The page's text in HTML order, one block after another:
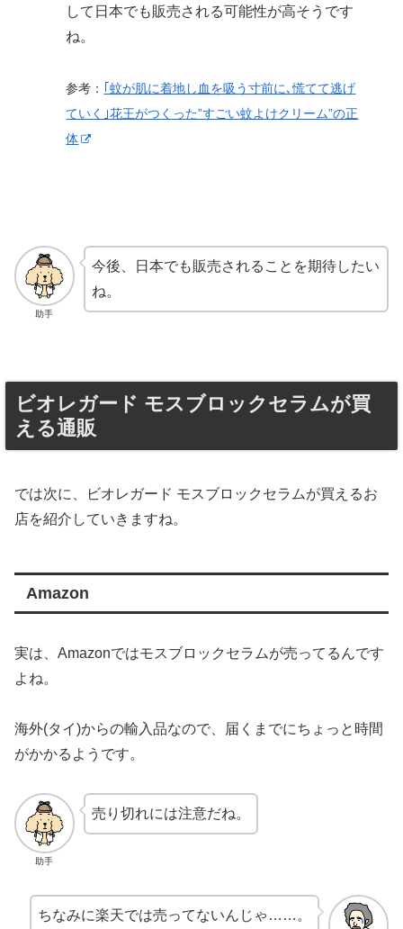
して日本でも販売される可能性が高そうです
ね。
参考：
｢蚊が肌に着地し血を吸う寸前に､慌てて逃げ
ていく｣花王がつくった”すごい蚊よけクリーム”の正
体
助手
今後、日本でも販売されることを期待したい
ね。
ビオレガード モスブロックセラムが買
える通販
では次に、ビオレガード モスブロックセラムが買えるお
店を紹介していきますね。
Amazon
実は、Amazonではモスブロックセラムが売ってるんです
よね。
海外(タイ)からの輸入品なので、届くまでにちょっと時間
がかかるようです。
助手
売り切れには注意だね。
ちなみに楽天では売ってないんじゃ……。